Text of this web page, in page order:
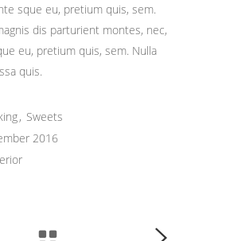
sque eu, pretium quis, sem.
dis parturient montes, nec,
eu, pretium quis, sem. Nulla
quis.
Sweets
2016